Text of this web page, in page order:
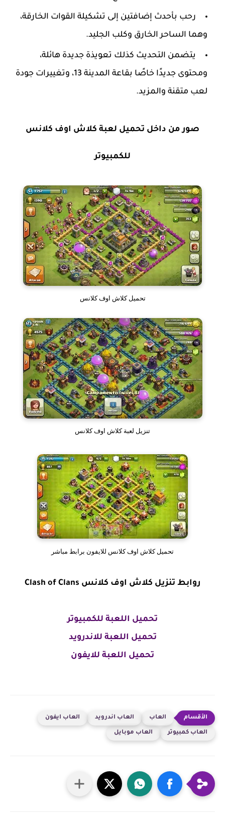
رحب بأحدث إضافتين إلى تشكيلة القوات الخارقة،
وهما الساحر الخارق وكلب الجليد.
يتضمن التحديث كذلك تعويذة جديدة هائلة،
ومحتوى جديدًا خاصًا بقاعة المدينة 13، وتغييرات جودة
لعب متقنة والمزيد.
صور من داخل تحميل لعبة كلاش اوف كلانس
للكمبيوتر
تحميل كلاش اوف كلانس
تنزيل لعبة كلاش اوف كلانس
تحميل كلاش اوف كلانس للايفون برابط مباشر
روابط تنزيل كلاش اوف كلانس Clash of Clans
تحميل اللعبة للكمبيوتر
تحميل اللعبة للاندرويد
تحميل اللعبة للايفون
العاب العاب اندرويد العاب ايفون
العاب كمبيوتر العاب موبايل